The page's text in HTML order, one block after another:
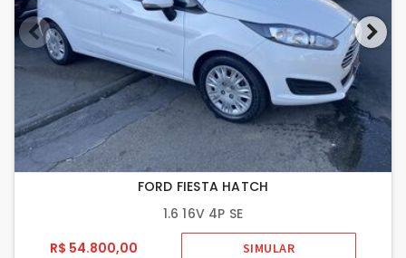
FORD FIESTA HATCH
1.6 16V 4P SE
R$ 54.800,00
SIMULAR